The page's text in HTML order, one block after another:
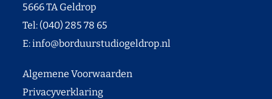
5666 TA Geldrop
Tel: (040) 285 78 65
E:info@borduurstudiogeldrop.nl
Algemene Voorwaarden
Privacyverklaring